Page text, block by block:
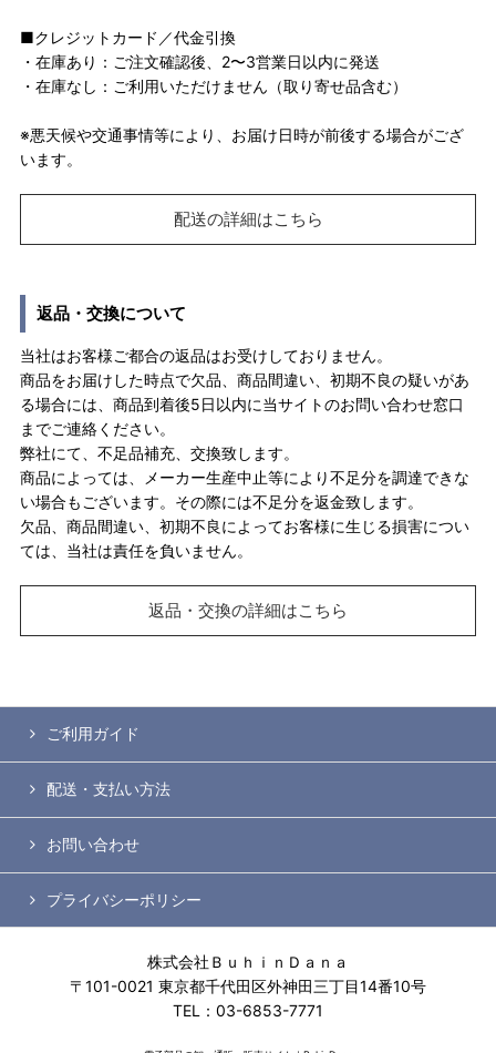
■クレジットカード／代金引換
・在庫あり：ご注文確認後、2〜3営業日以内に発送
・在庫なし：ご利用いただけません（取り寄せ品含む）
※悪天候や交通事情等により、お届け日時が前後する場合がござ
います。
配送の詳細はこちら
返品・交換について
当社はお客様ご都合の返品はお受けしておりません。
商品をお届けした時点で欠品、商品間違い、初期不良の疑いがあ
る場合には、商品到着後5日以内に当サイトのお問い合わせ窓口
までご連絡ください。
弊社にて、不足品補充、交換致します。
商品によっては、メーカー生産中止等により不足分を調達できな
い場合もございます。その際には不足分を返金致します。
欠品、商品間違い、初期不良によってお客様に生じる損害につい
ては、当社は責任を負いません。
返品・交換の詳細はこちら
ご利用ガイド
配送・支払い方法
お問い合わせ
プライバシーポリシー
株式会社ＢｕｈｉｎＤａｎａ
〒101-0021 東京都千代田区外神田三丁目14番10号
TEL：03-6853-7771